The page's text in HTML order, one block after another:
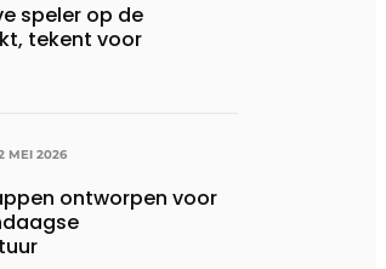
speler op de
tekent voor
MEI 2026
ontworpen voor